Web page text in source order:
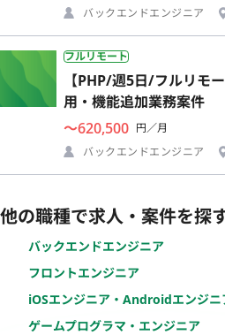
バックエンドエンジニア
フルリモート
【PHP/週5日/フルリモ
用・機能追加業務案件
〜620,500 円／月
バックエンドエンジニア
他の職種で求人・案件を探
バックエンドエンジニア
フロントエンジニア
iOSエンジニア・Androidエンジニ
ゲームプログラマ・エンジニア